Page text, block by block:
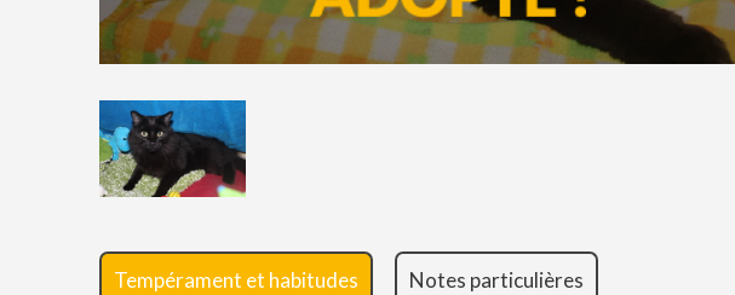
Tempérament et habitudes Notes particulières